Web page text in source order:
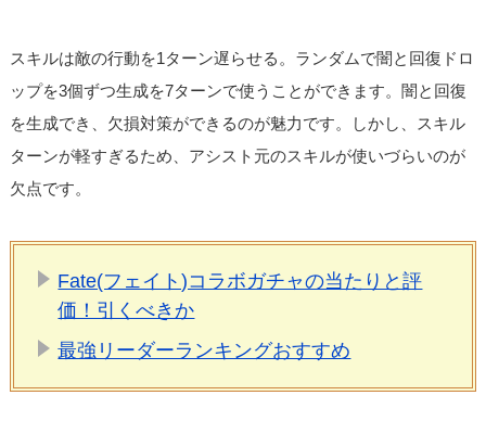
スキルは敵の行動を1ターン遅らせる。ランダムで闇と回復ドロ
ップを3個ずつ生成を7ターンで使うことができます。闇と回復
を生成でき、欠損対策ができるのが魅力です。しかし、スキル
ターンが軽すぎるため、アシスト元のスキルが使いづらいのが
欠点です。
Fate(フェイト)コラボガチャの当たりと評
価！引くべきか
最強リーダーランキングおすすめ